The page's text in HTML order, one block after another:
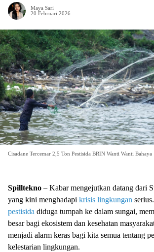
Maya Sari
20 Februari 2026
Cisadane Tercemar 2,5 Ton Pestisida BRIN Wanti Wanti Bahaya
Spilltekno – Kabar mengejutkan datang dari
yang kini menghadapi krisis lingkungan
pestisida diduga tumpah ke dalam sungai,
besar bagi ekosistem dan kesehatan
menjadi alarm keras bagi kita semua tentang
kelestarian lingkungan.